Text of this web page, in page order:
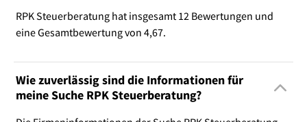
RPK Steuerberatung hat insgesamt 12 Bewertungen und
eine Gesamtbewertung von 4,67.
Wie zuverlässig sind die Informationen für
meine Suche RPK Steuerberatung?